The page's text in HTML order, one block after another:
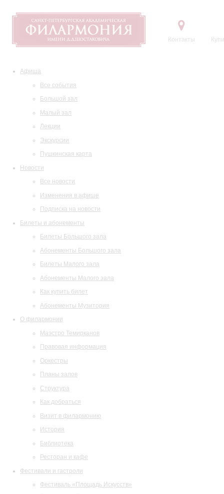
Контакты
Афиша
Все события
Большой зал
Малый зал
Лекции
Экскурсии
Пушкинская карта
Новости
Все новости
Изменения в афише
Подписка на новости
Билеты и абонементы
Билеты Большого зала
Абонементы Большого зала
Билеты Малого зала
Абонементы Малого зала
Как купить билет
Абонементы Музитория
О филармонии
Маэстро Темирканов
Правовая информация
Оркестры
Планы залов
Структура
Как добраться
Визит в филармонию
История
Библиотека
Ресторан и кафе
Фестивали и гастроли
Фестиваль «Площадь Искусств»